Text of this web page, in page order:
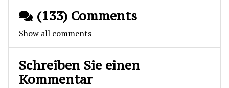
(133) Comments
Show all comments
Schreiben Sie einen
Kommentar